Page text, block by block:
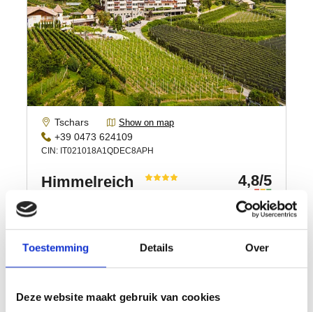
Toestemming Details Over
Deze website maakt gebruik van cookies